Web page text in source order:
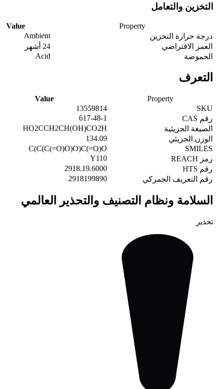
التخزين والتعامل
Property
Value
درجة حرارة التخزين
Ambient
العمر الافتراضي
24 أشهر
الحموضة
Acid
التعرف
Property
Value
SKU
13559814
رقم CAS
617-48-1
الصيغة الجزيئية
HO2CCH2CH(OH)CO2H
الوزن الجزيئي
134.09
SMILES
C(C(C(=O)O)O)C(=O)O
رمز REACH
Y110
رقم HTS
2918.19.6000
رقم التعريف الجمركي
2918199890
السلامة ونظام التصنيف والتحذير العالمي
تحذير